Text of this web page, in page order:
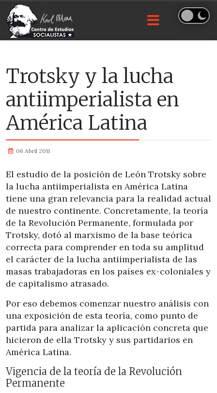
Trotsky y la lucha
antiimperialista en
América Latina
06 Abril 2011
El estudio de la posición de León Trotsky sobre
la lucha antiimperialista en América Latina
tiene una gran relevancia para la realidad actual
de nuestro continente. Concretamente, la teoría
de la Revolución Permanente, formulada por
Trotsky, dotó al marxismo de la base teórica
correcta para comprender en toda su amplitud
el carácter de la lucha antiimperialista de las
masas trabajadoras en los países ex-coloniales y
de capitalismo atrasado.
Por eso debemos comenzar nuestro análisis con
una exposición de esta teoría, como punto de
partida para analizar la aplicación concreta que
hicieron de ella Trotsky y sus partidarios en
América Latina.
Vigencia de la teoría de la Revolución
Permanente